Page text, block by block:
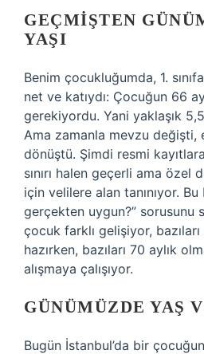
GEÇMIŞTEN
YAŞI
Benim çocukluğumda, 1.
net ve katıydı: Çocuğun 66
gerekiyordu. Yani yaklaşık 5,5
Ama zamanla mevzu değişti,
dönüştü. Şimdi resmi
sınırı halen geçerli ama özel
için velilere alan tanınıyor.
gerçekten uygun?” sorusunu
çocuk farklı gelişiyor,
hazırken, bazıları 70 aylık
alışmaya çalışıyor.
GÜNÜMÜZDE YAŞ
Bugün İstanbul’da bir çocuğun